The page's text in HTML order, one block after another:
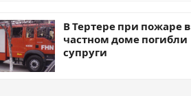
В Тертере при пожаре в
частном доме погибли
супруги